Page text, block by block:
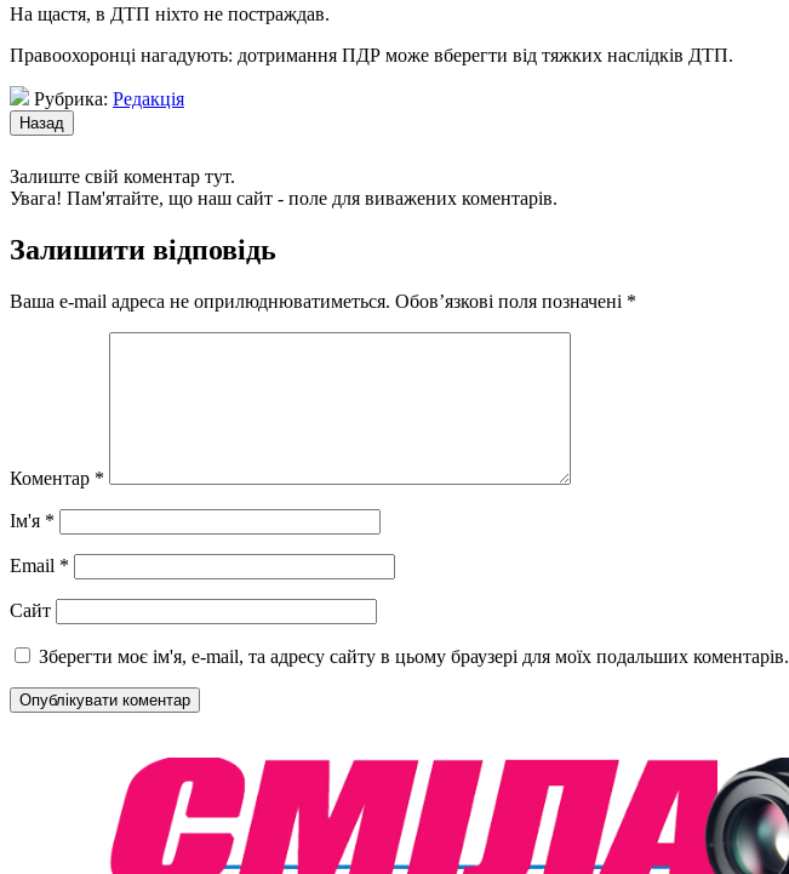
На щастя, в ДТП ніхто не постраждав.
Правоохоронці нагадують: дотримання ПДР може вберегти від тяжких наслідків ДТП.
Рубрика: Редакція
Залиште свій коментар тут.
Увага! Пам'ятайте, що наш сайт - поле для виважених коментарів.
Залишити відповідь
Ваша e-mail адреса не оприлюднюватиметься. Обов’язкові поля позначені *
Коментар *
Ім'я *
Email *
Сайт
Зберегти моє ім'я, e-mail, та адресу сайту в цьому браузері для моїх подальших коментарів.